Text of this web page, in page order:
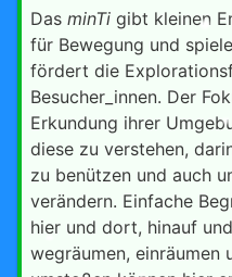
Das minTi gibt kleinen
für Bewegung und
fördert die
Besucher_innen. Der
Erkundung ihrer
diese zu verstehen,
zu benützen und auch
verändern. Einfache
hier und dort, hinauf
wegräumen, einräumen